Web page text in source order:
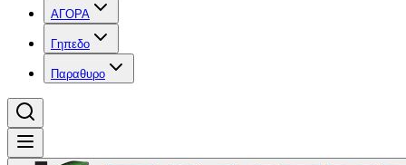
ΑΓΟΡΑ
Γηπεδο
Παραθυρο